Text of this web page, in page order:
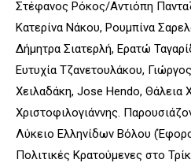
Στέφανος Ρόκος/Αντιόπη
Κατερίνα Νάκου, Ρουμπίνα
Δήμητρα Σιατερλή, Ερατώ
Ευτυχία Τζανετουλάκου,
Χειλαδάκη, Jose Hendo, Θάλεια
Χριστοφιλογιάννης.
Λύκειο Ελληνίδων Βόλου
Πολιτικές Κρατούμενες στο